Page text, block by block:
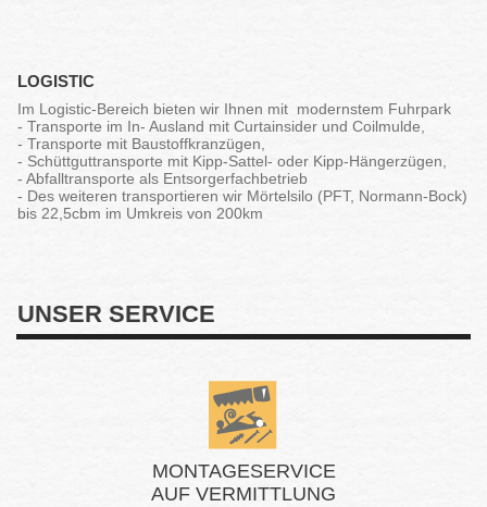
LOGISTIC
Im Logistic-Bereich bieten wir Ihnen mit modernstem Fuhrpark
- Transporte im In- Ausland mit Curtainsider und Coilmulde,
- Transporte mit Baustoffkranzügen,
- Schüttguttransporte mit Kipp-Sattel- oder Kipp-Hängerzügen,
- Abfalltransporte als Entsorgerfachbetrieb
- Des weiteren transportieren wir Mörtelsilo (PFT, Normann-Bock)
bis 22,5cbm im Umkreis von 200km
UNSER SERVICE
MONTAGESERVICE
AUF VERMITTLUNG